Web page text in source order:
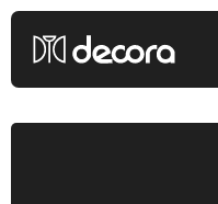
Colori Decora